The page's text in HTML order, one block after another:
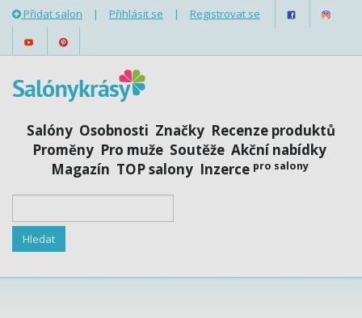
Přidat salon | Přihlásit se | Registrovat se
Salóny Osobnosti Značky Recenze produktů
Proměny Pro muže Soutěže Akční nabídky
Magazín TOP salony Inzerce pro salony